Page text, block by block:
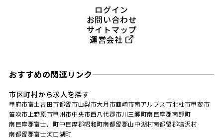
ログイン
お問い合わせ
サイトマップ
運営会社
おすすめの関連リンク
市区町村から求人を探す
甲府市富士吉田市都留市山梨市大月市韮崎市南アルプス市北杜市甲斐市
笛吹市 上野原市甲州市中央市西八代郡市川三郷町南巨摩郡南部町
南巨摩郡富士川町中巨摩郡昭和町南都留郡山中湖村南都留郡鳴沢村
南都留郡富士河口湖町